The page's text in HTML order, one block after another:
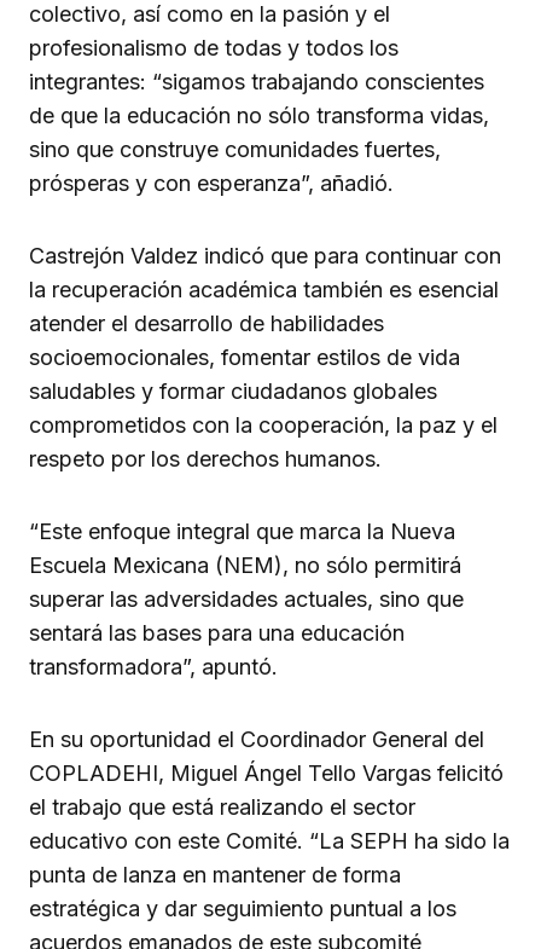
colectivo, así como en la pasión y el
profesionalismo de todas y todos los
integrantes: “sigamos trabajando conscientes
de que la educación no sólo transforma vidas,
sino que construye comunidades fuertes,
prósperas y con esperanza”, añadió.
Castrejón Valdez indicó que para continuar con
la recuperación académica también es esencial
atender el desarrollo de habilidades
socioemocionales, fomentar estilos de vida
saludables y formar ciudadanos globales
comprometidos con la cooperación, la paz y el
respeto por los derechos humanos.
“Este enfoque integral que marca la Nueva
Escuela Mexicana (NEM), no sólo permitirá
superar las adversidades actuales, sino que
sentará las bases para una educación
transformadora”, apuntó.
En su oportunidad el Coordinador General del
COPLADEHI, Miguel Ángel Tello Vargas felicitó
el trabajo que está realizando el sector
educativo con este Comité. “La SEPH ha sido la
punta de lanza en mantener de forma
estratégica y dar seguimiento puntual a los
acuerdos emanados de este subcomité